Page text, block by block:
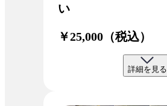
い
￥25,000（税込）
詳細を見る